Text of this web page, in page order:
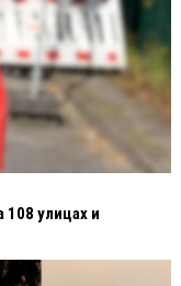
улицах и